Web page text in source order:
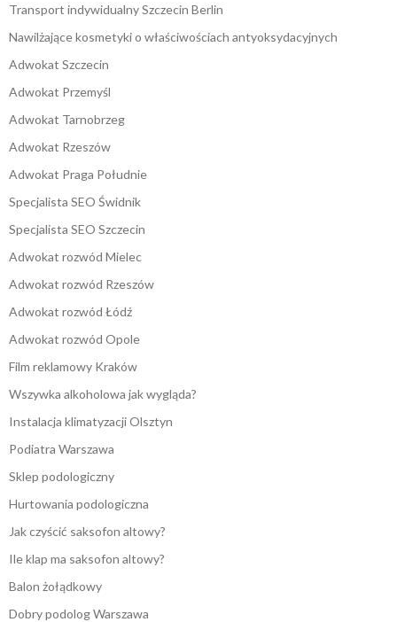
Transport indywidualny Szczecin Berlin
Nawilżające kosmetyki o właściwościach antyoksydacyjnych
Adwokat Szczecin
Adwokat Przemyśl
Adwokat Tarnobrzeg
Adwokat Rzeszów
Adwokat Praga Południe
Specjalista SEO Świdnik
Specjalista SEO Szczecin
Adwokat rozwód Mielec
Adwokat rozwód Rzeszów
Adwokat rozwód Łódź
Adwokat rozwód Opole
Film reklamowy Kraków
Wszywka alkoholowa jak wygląda?
Instalacja klimatyzacji Olsztyn
Podiatra Warszawa
Sklep podologiczny
Hurtowania podologiczna
Jak czyścić saksofon altowy?
Ile klap ma saksofon altowy?
Balon żołądkowy
Dobry podolog Warszawa